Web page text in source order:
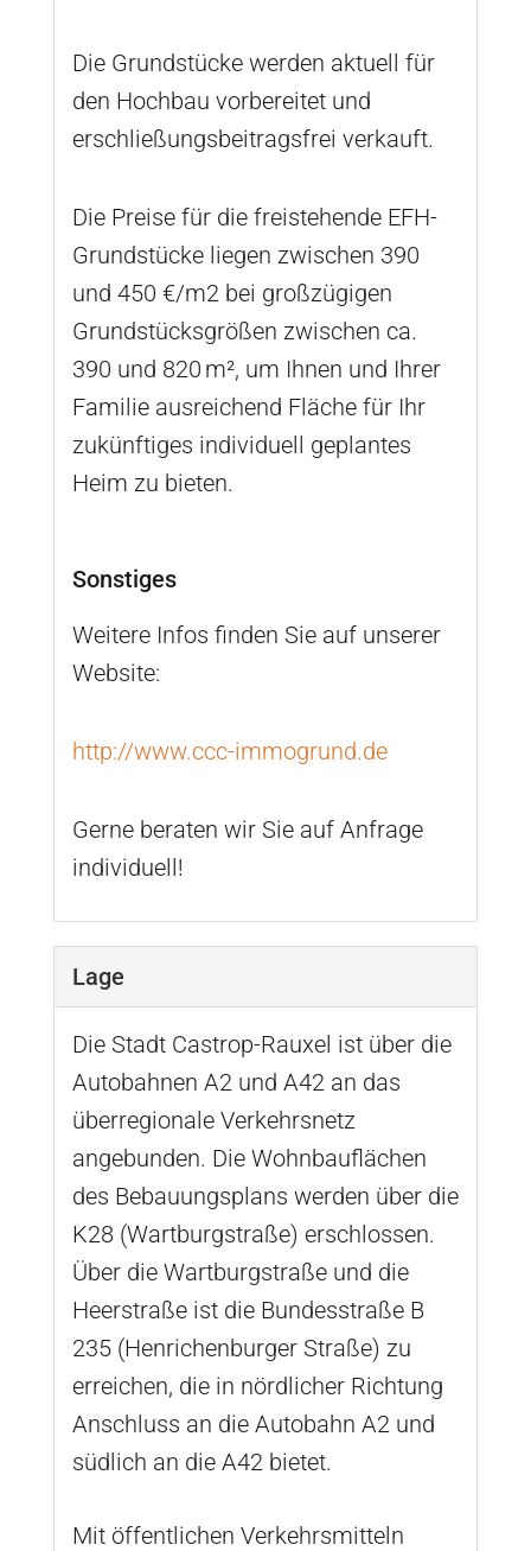
Die Grundstücke werden aktuell für
den Hochbau vorbereitet und
erschließungsbeitragsfrei verkauft.
Die Preise für die freistehende EFH-
Grundstücke liegen zwischen 390
und 450 €/m2 bei großzügigen
Grundstücksgrößen zwischen ca.
390 und 820 m², um Ihnen und Ihrer
Familie ausreichend Fläche für Ihr
zukünftiges individuell geplantes
Heim zu bieten.
Sonstiges
Weitere Infos finden Sie auf unserer
Website:
http://www.ccc-immogrund.de
Gerne beraten wir Sie auf Anfrage
individuell!
Lage
Die Stadt Castrop-Rauxel ist über die
Autobahnen A2 und A42 an das
überregionale Verkehrsnetz
angebunden. Die Wohnbauflächen
des Bebauungsplans werden über die
K28 (Wartburgstraße) erschlossen.
Über die Wartburgstraße und die
Heerstraße ist die Bundesstraße B
235 (Henrichenburger Straße) zu
erreichen, die in nördlicher Richtung
Anschluss an die Autobahn A2 und
südlich an die A42 bietet.
Mit öffentlichen Verkehrsmitteln